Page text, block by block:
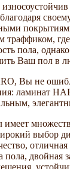
пола,
Ваш пол в
Вы не
ламинат
выбор
отличная
пола, двойная